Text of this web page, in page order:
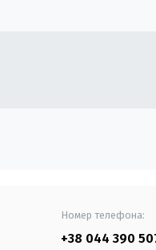
Номер телефона:
+38 044 390